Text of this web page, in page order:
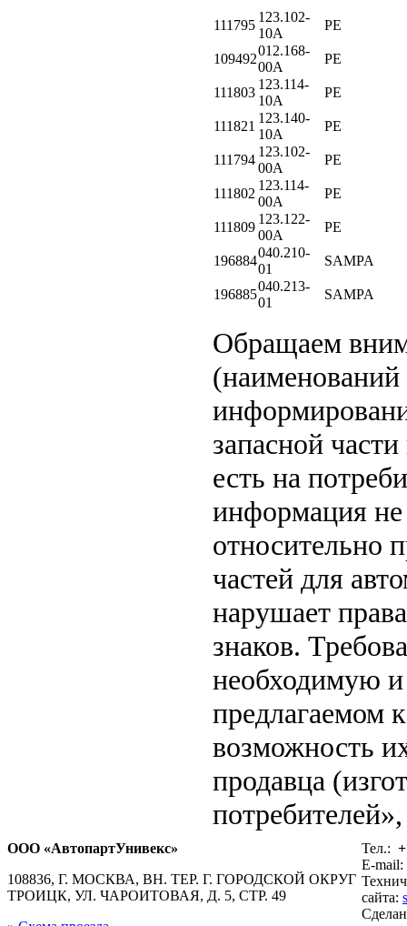
111795
123.102-
10A
PE
109492
012.168-
00A
PE
111803
123.114-
10A
PE
111821
123.140-
10A
PE
111794
123.102-
00A
PE
111802
123.114-
00A
PE
111809
123.122-
00A
PE
196884
040.210-
01
SAMPA
196885
040.213-
01
SAMPA
Обращаем
(наименований
запасной
есть на
информация не
относительно
частей для
нарушает
знаков.
необходимую
предлагаемом
возможность
продавца
ООО «АвтопартУнивекс»
108836, Г. МОСКВА, ВН. ТЕР. Г. ГОРОДСКОЙ ОКРУГ
ТРОИЦК, УЛ. ЧАРОИТОВАЯ, Д. 5, СТР. 49
Тел.:
E-mail:
сайта: